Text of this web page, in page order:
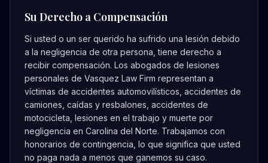
Su Derecho a Compensación
Si usted o un ser querido ha sufrido una lesión debido
a la negligencia de otra persona, tiene derecho a
recibir compensación. Los abogados de lesiones
personales de Vasquez Law Firm representan a
víctimas de accidentes automovilísticos, accidentes de
camiones, caídas y resbalones, accidentes de
motocicleta, lesiones en el trabajo y muerte por
negligencia en Carolina del Norte. Trabajamos con
honorarios de contingencia, lo que significa que usted
no paga nada a menos que ganemos su caso.